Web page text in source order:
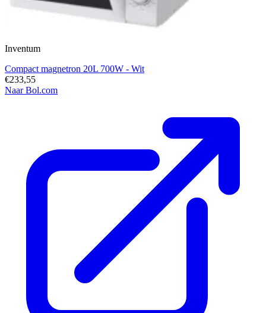
Inventum
Compact magnetron 20L 700W - Wit
€233,55
Naar Bol.com